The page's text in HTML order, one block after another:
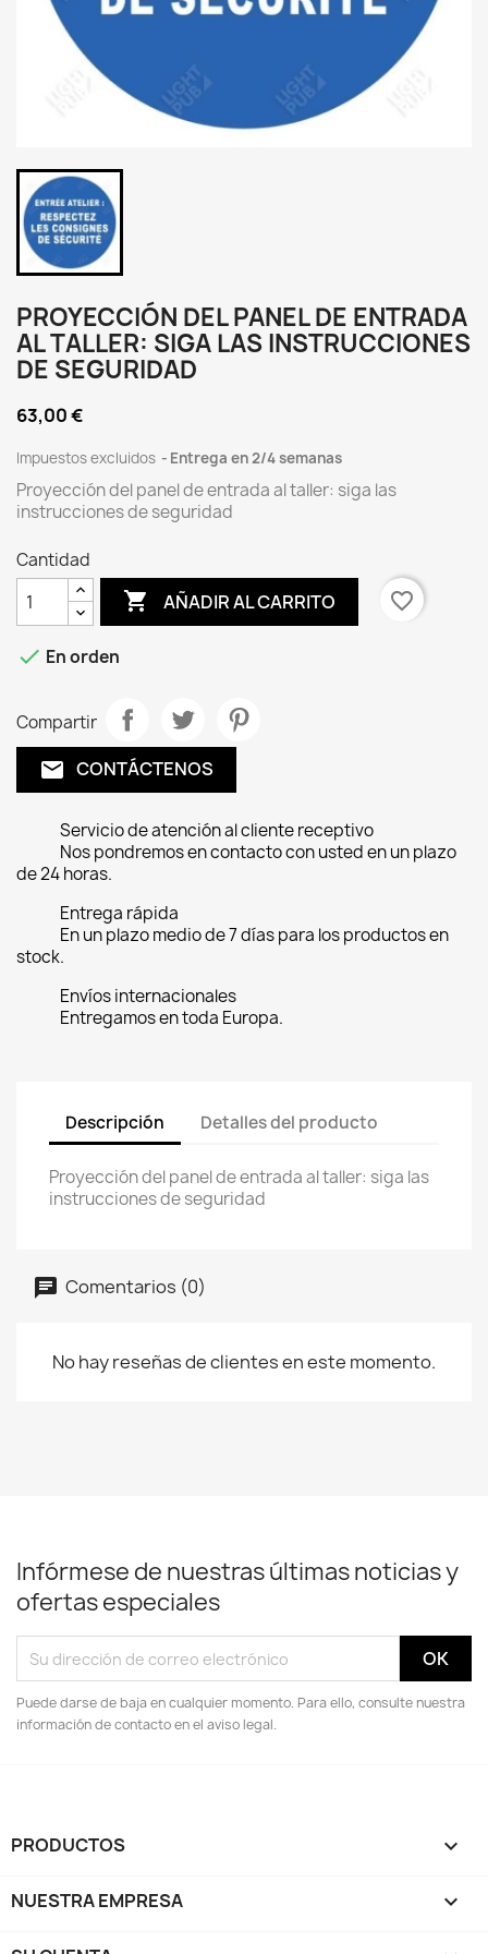
PROYECCIÓN DEL PANEL DE ENTRADA
AL TALLER: SIGA LAS INSTRUCCIONES
DE SEGURIDAD
63,00 €
Impuestos excluidos Entrega en 2/4 semanas
Proyección del panel de entrada al taller: siga las
instrucciones de seguridad
Cantidad
 AÑADIR AL CARRITO favorite_border
 En orden
Compartir
email CONTÁCTENOS
Servicio de atención al cliente receptivo
Nos pondremos en contacto con usted en un plazo
de 24 horas.
Entrega rápida
En un plazo medio de 7 días para los productos en
stock.
Envíos internacionales
Entregamos en toda Europa.
Descripción Detalles del producto
Proyección del panel de entrada al taller: siga las
instrucciones de seguridad
Comentarios (0)
No hay reseñas de clientes en este momento.
Infórmese de nuestras últimas noticias y
ofertas especiales
Puede darse de baja en cualquier momento. Para ello, consulte nuestra
información de contacto en el aviso legal.
PRODUCTOS 
NUESTRA EMPRESA 